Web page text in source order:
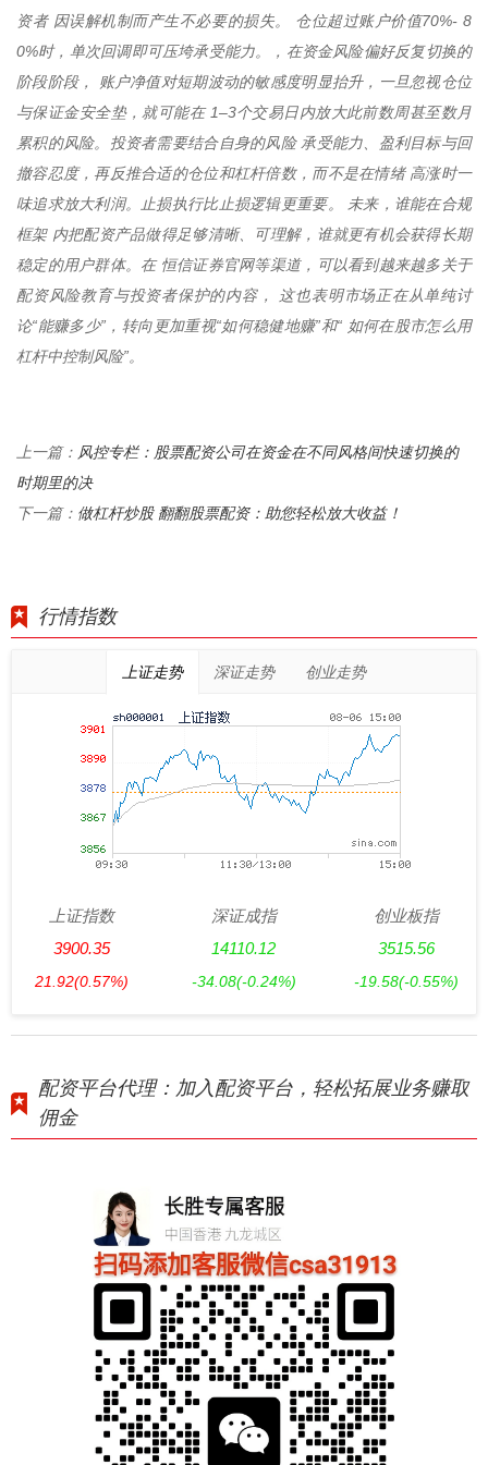
资者 因误解机制而产生不必要的损失。 仓位超过账户价值70%- 8
0%时，单次回调即可压垮承受能力。，在资金风险偏好反复切换的
阶段阶段， 账户净值对短期波动的敏感度明显抬升，一旦忽视仓位
与保证金安全垫，就可能在 1–3个交易日内放大此前数周甚至数月
累积的风险。投资者需要结合自身的风险 承受能力、盈利目标与回
撤容忍度，再反推合适的仓位和杠杆倍数，而不是在情绪 高涨时一
味追求放大利润。止损执行比止损逻辑更重要。 未来，谁能在合规
框架 内把配资产品做得足够清晰、可理解，谁就更有机会获得长期
稳定的用户群体。在 恒信证券官网等渠道，可以看到越来越多关于
配资风险教育与投资者保护的内容， 这也表明市场正在从单纯讨
论“能赚多少”，转向更加重视“如何稳健地赚”和“ 如何在股市怎么用
杠杆中控制风险”。
上一篇： 风控专栏：股票配资公司在资金在不同风格间快速切换的
时期里的决
下一篇： 做杠杆炒股 翻翻股票配资：助您轻松放大收益！
行情指数
上证走势 深证走势 创业走势
上证指数
3900.35
21.92(0.57%)
深证成指
14110.12
-34.08(-0.24%)
创业板指
3515.56
-19.58(-0.55%)
配资平台代理：加入配资平台，轻松拓展业务赚取
佣金